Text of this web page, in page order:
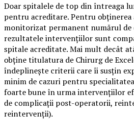
Doar spitalele de top din întreaga
pentru acreditare. Pentru obținerea
monitorizat permanent numărul
rezultatele intervențiilor sunt
spitale acreditate. Mai mult decât
obține titulatura de Chirurg de
îndeplinește criterii care îi susțin
minim de cazuri pentru
foarte bune în urma intervențiilor
de complicații post-operatorii,
reintervenții).